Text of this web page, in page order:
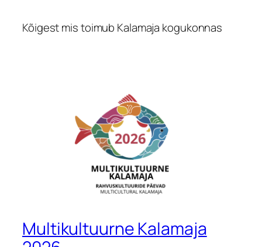
Kõigest mis toimub Kalamaja kogukonnas
Multikultuurne Kalamaja